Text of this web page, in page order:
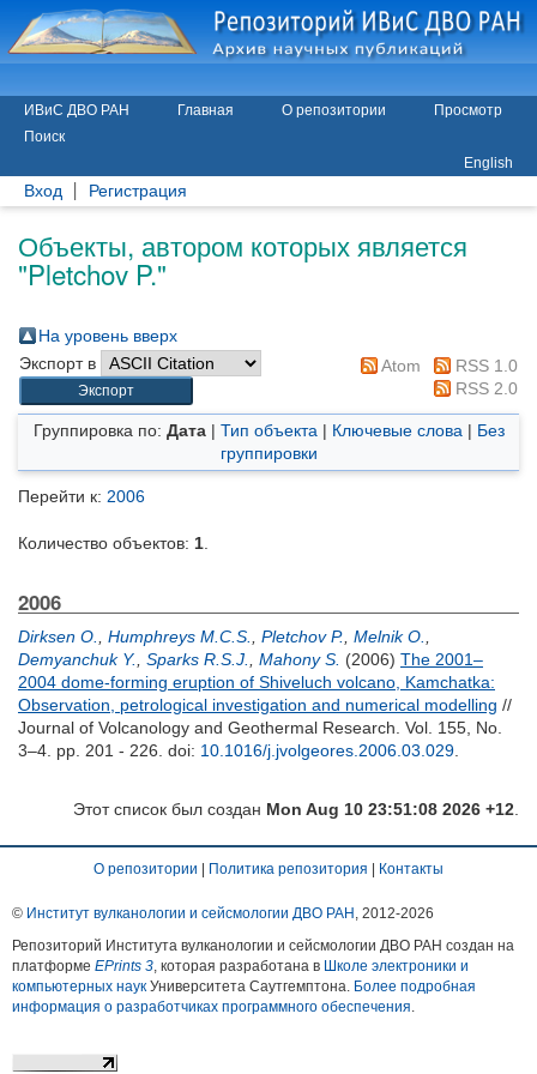
ИВиС ДВО РАН Главная О репозитории
Просмотр
Поиск
English
Вход Регистрация
Объекты, автором которых является
"Pletchov P."
На уровень вверх
Экспорт в
Atom
RSS 1.0
RSS 2.0
Группировка по: Дата| Тип объекта | Ключевые слова | Без
группировки
Перейти к: 2006
Количество объектов: 1
2006
Dirksen O. Humphreys M.C.S. Pletchov P. Melnik O.
Demyanchuk Y.
Sparks R.S.J. Mahony S. (2006) The 2001–
2004 dome-forming eruption of Shiveluch volcano, Kamchatka:
Observation, petrological investigation and numerical modelling //
Journal of Volcanology and Geothermal Research. Vol. 155, No.
3–4. pp. 201 - 226. doi: 10.1016/j.jvolgeores.2006.03.029
Этот список был создан Mon Aug 10 23:51:08 2026 +12
О репозитории Политика репозитория Контакты
© Институт вулканологии и сейсмологии ДВО РАН , 2012-2026
Репозиторий Института вулканологии и сейсмологии ДВО РАН создан на
платформе EPrints 3, которая разработана в Школе электроники и
компьютерных наук Университета Саутгемптона. Более подробная
информация о разработчиках программного обеспечения.